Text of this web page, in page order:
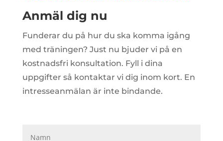
Anmäl dig nu
Funderar du på hur du ska komma igång
med träningen? Just nu bjuder vi på en
kostnadsfri konsultation. Fyll i dina
uppgifter så kontaktar vi dig inom kort. En
intresseanmälan är inte bindande.